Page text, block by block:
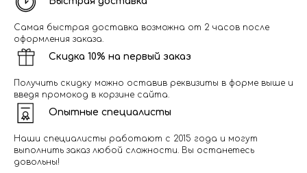
Самая быстрая доставка возможна от 2 часов после
оформления заказа.
Скидка 10% на первый заказ
Получить скидку можно оставив реквизиты в форме выше и
введя промокод в корзине сайта.
Опытные специалисты
Наши специалисты работают с 2015 года и могут
выполнить заказ любой сложности. Вы останетесь
довольны!